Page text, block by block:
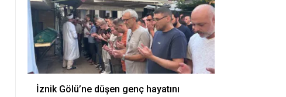
İznik Gölü’ne düşen genç hayatını